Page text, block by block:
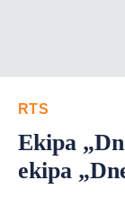
RTS
Ekipa
ekipa